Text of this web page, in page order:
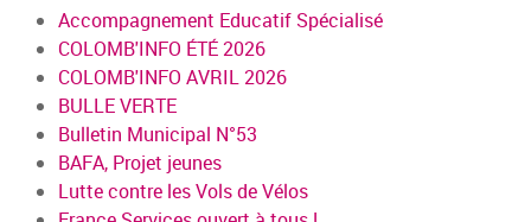
Accompagnement Educatif Spécialisé
COLOMB'INFO ÉTÉ 2026
COLOMB'INFO AVRIL 2026
BULLE VERTE
Bulletin Municipal N°53
BAFA, Projet jeunes
Lutte contre les Vols de Vélos